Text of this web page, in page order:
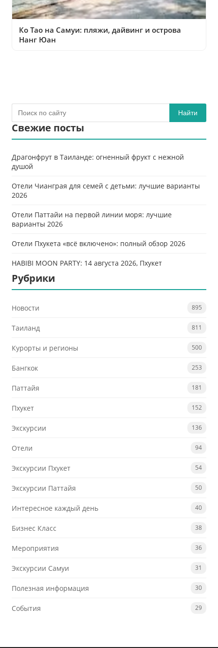
Ко Тао на Самуи: пляжи, дайвинг и острова
Нанг Юан
Найти
Свежие посты
Драгонфрут в Таиланде: огненный фрукт с нежной
душой
Отели Чианграя для семей с детьми: лучшие варианты
2026
Отели Паттайи на первой линии моря: лучшие
варианты 2026
Отели Пхукета «всё включено»: полный обзор 2026
HABIBI MOON PARTY: 14 августа 2026, Пхукет
Рубрики
Новости 895
Таиланд 811
Курорты и регионы 500
Бангкок 253
Паттайя 181
Пхукет 152
Экскурсии 136
Отели 94
Экскурсии Пхукет 54
Экскурсии Паттайя 50
Интересное каждый день 40
Бизнес Класс 38
Мероприятия 36
Экскурсии Самуи 31
Полезная информация 30
События 29